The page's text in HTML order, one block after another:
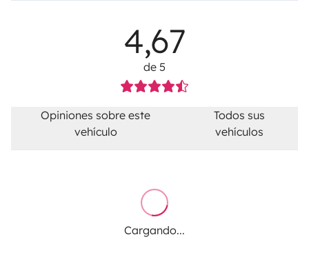
4,67
de 5
Opiniones sobre este
vehículo
Todos sus
vehículos
Cargando...